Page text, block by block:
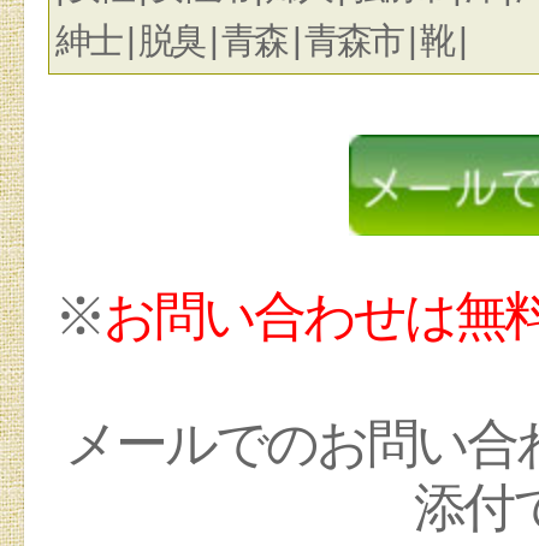
紳士 | 脱臭 | 青森 | 青森市 | 靴 |
※お問い合わせは無
メールでのお問い
添付